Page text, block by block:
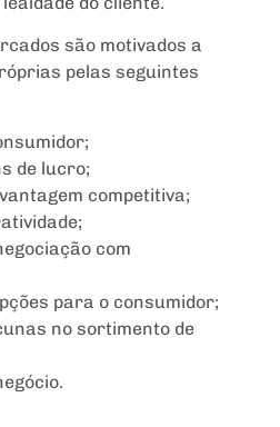
são motivados a
pelas seguintes
de lucro;
competitiva;
com
para o consumidor;
no sortimento de